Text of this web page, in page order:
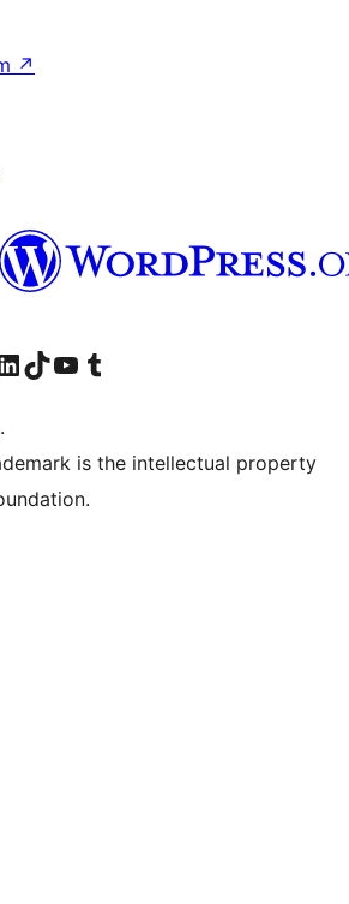
↗
de Facebook
cuenta de Instagram
nuestra cuenta de LinkedIn
Visit our TikTok account
Visita nuestro canal de YouTube
Visit our Tumblr account
is the intellectual property